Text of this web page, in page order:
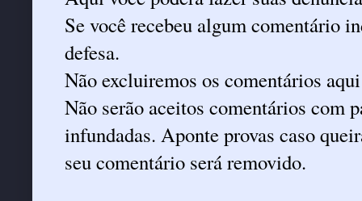
Se você recebeu algum comentário
defesa.
Não excluiremos os comentários
Não serão aceitos comentários com
infundadas. Aponte provas caso
seu comentário será removido.